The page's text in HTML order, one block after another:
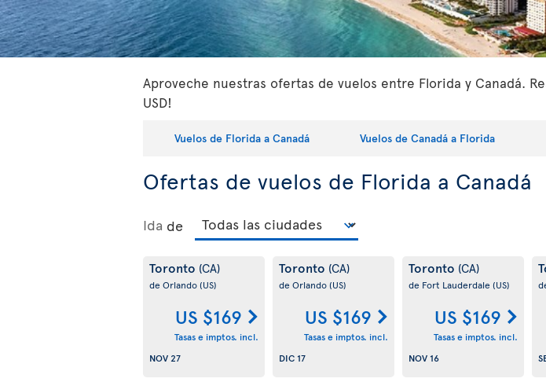
Aproveche nuestras ofertas de vuelos entre Florida y Canadá.
USD!
Vuelos de Florida a Canadá Vuelos de Canadá a Florida
Ofertas de vuelos de Florida a Canadá
Ida de
Toronto (CA)
de Orlando(US)
US $169
Tasas e imptos. incl.
NOV 27
Toronto (CA)
de Orlando(US)
US $169
Tasas e imptos. incl.
DIC 17
Toronto (CA)
de Fort Lauderdale (US)
US $169
Tasas e imptos. incl.
NOV 16